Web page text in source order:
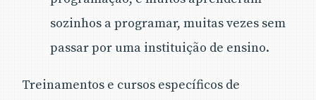
sozinhos a programar, muitas vezes sem
passar por uma instituição de ensino.
Treinamentos e cursos específicos de